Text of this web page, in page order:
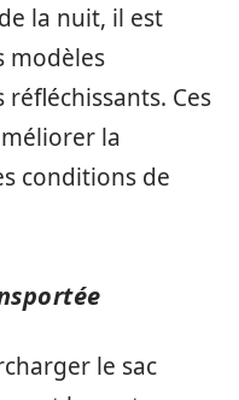
la nuit, il est
modèles
Ces
la
conditions de
le sac